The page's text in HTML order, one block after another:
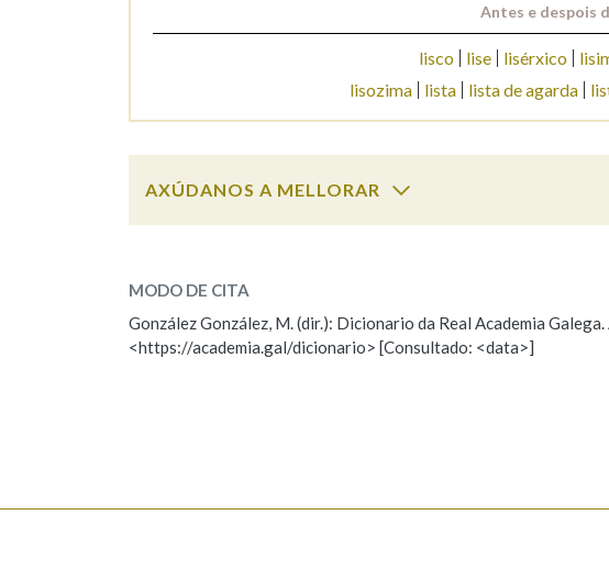
Antes e despois
lisco lise lisérxico
lisozima
lista lista de agarda
AXÚDANOS A MELLORAR
ESCOLLE UNHA OPCIÓN:
Observación Hai un erro na palabra Propoño
MODO DE CITA
González González, M. (dir.): Dicionario da Real Academia
<https://academia.gal/dicionario> [Consultado: <data>]